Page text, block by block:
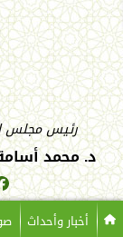
رئيس مجلس
د. محمد
أخبار وأحداث